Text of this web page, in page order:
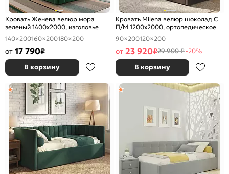
Кровать Женева велюр мора
зеленый 1400x2000, изголовье
мягкое
140×200160×200180×200
от 17 790₽
В корзину
Кровать Milena велюр шоколад С
П/М 1200x2000, ортопедическое
основание, изголовье мягкое
90×200120×200
от 23 920₽29 900 ₽-20%
В корзину